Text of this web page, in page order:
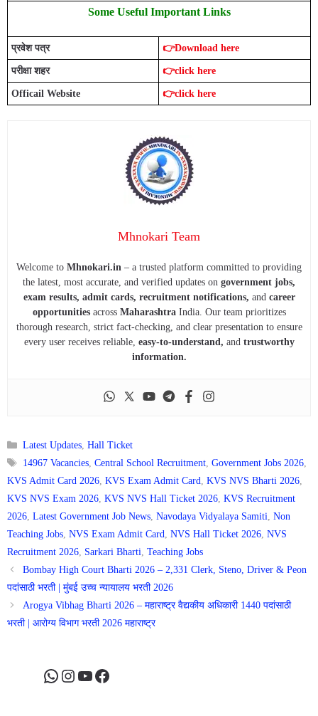
Some Useful Important Links
प्रवेश पत्र 👉Download here
परीक्षा शहर 👉click here
Officail Website 👉click here
Mhnokari Team
Welcome to Mhnokari.in – a trusted platform committed to providing
the latest, most accurate, and verified updates on government jobs,
exam results, admit cards, recruitment notifications, and career
opportunitiesacross MaharashtraIndia. Our team prioritizes
thorough research, strict fact-checking, and clear presentation to ensure
every user receives reliable, easy-to-understand, andtrustworthy
information.
Categories
Latest Updates,Hall Ticket
Tags
14967 Vacancies,Central School Recruitment,Government Jobs 2026,
KVS Admit Card 2026, KVS Exam Admit Card, KVS NVS Bharti 2026,
KVS NVS Exam 2026, KVS NVS Hall Ticket 2026, KVS Recruitment
2026, Latest Government Job News, Navodaya Vidyalaya Samiti, Non
Teaching Jobs, NVS Exam Admit Card, NVS Hall Ticket 2026, NVS
Recruitment 2026, Sarkari Bharti, Teaching Jobs
Bombay High Court Bharti 2026 – 2,331 Clerk, Steno, Driver & Peon
पदांसाठी भरती | मुंबई उच्च न्यायालय भरती 2026
Arogya Vibhag Bharti 2026 – महाराष्ट्र वैद्यकीय अधिकारी 1440 पदांसाठी
भरती | आरोग्य विभाग भरती 2026 महाराष्ट्र
WhatsApp
Instagram
YouTube
Facebook